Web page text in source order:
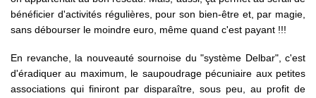
bénéficier d'activités régulières, pour son bien-être et, par magie,
sans débourser le moindre euro, même quand c'est payant !!!
En revanche, la nouveauté sournoise du "système Delbar", c'est
d'éradiquer au maximum, le saupoudrage pécuniaire aux petites
associations qui finiront par disparaître, sous peu, au profit de